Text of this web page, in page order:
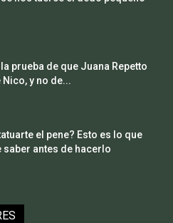
prueba de que Juana Repetto
y no de...
el pene? Esto es lo que
saber antes de hacerlo